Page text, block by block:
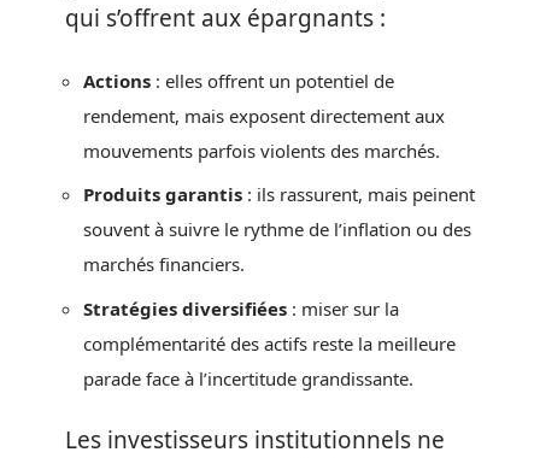
qui s’offrent aux épargnants :
Actions : elles offrent un potentiel de
rendement, mais exposent directement aux
mouvements parfois violents des marchés.
Produits garantis : ils rassurent, mais peinent
souvent à suivre le rythme de l’inflation ou des
marchés financiers.
Stratégies diversifiées : miser sur la
complémentarité des actifs reste la meilleure
parade face à l’incertitude grandissante.
Les investisseurs institutionnels ne